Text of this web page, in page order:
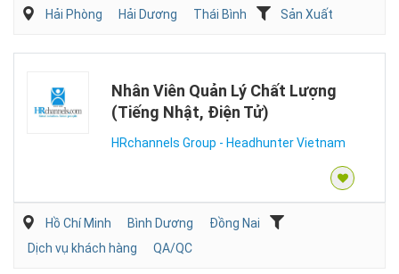
Hải Phòng Hải Dương Thái Bình Sản Xuất
Nhân Viên Quản Lý Chất Lượng
(Tiếng Nhật, Điện Tử)
HRchannels Group - Headhunter Vietnam
Hồ Chí Minh Bình Dương
Đồng Nai
Dịch vụ khách hàng
QA/QC